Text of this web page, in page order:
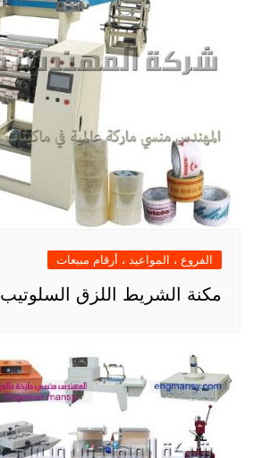
الفروع ، المواعيد ، أرقام مبيعات
مكنة الشريط اللزق السلوتيب